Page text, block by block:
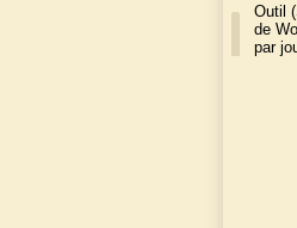
Outil
de
par